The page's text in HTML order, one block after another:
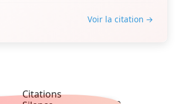
Voir la citation →
Citations